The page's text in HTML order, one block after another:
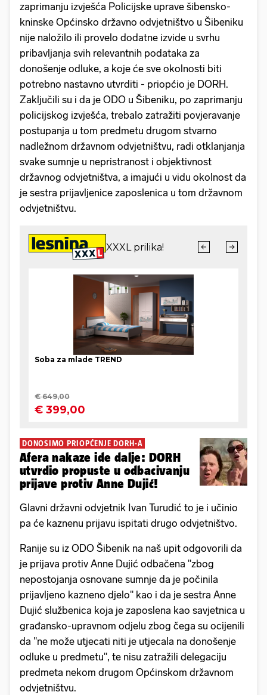
zaprimanju izvješća Policijske uprave šibensko-
kninske Općinsko državno odvjetništvo u Šibeniku
nije naložilo ili provelo dodatne izvide u svrhu
pribavljanja svih relevantnih podataka za
donošenje odluke, a koje će sve okolnosti biti
potrebno nastavno utvrditi - priopćio je DORH.
Zaključili su i da je ODO u Šibeniku, po zaprimanju
policijskog izvješća, trebalo zatražiti povjeravanje
postupanja u tom predmetu drugom stvarno
nadležnom državnom odvjetništvu, radi otklanjanja
svake sumnje u nepristranost i objektivnost
državnog odvjetništva, a imajući u vidu okolnost da
je sestra prijavljenice zaposlenica u tom državnom
odvjetništvu.
DONOSIMO PRIOPĆENJE DORH-A
Afera nakaze ide dalje: DORH
utvrdio propuste u odbacivanju
prijave protiv Anne Dujić!
Glavni državni odvjetnik Ivan Turudić to je i učinio
pa će kaznenu prijavu ispitati drugo odvjetništvo.
Ranije su iz ODO Šibenik na naš upit odgovorili da
je prijava protiv Anne Dujić odbačena "zbog
nepostojanja osnovane sumnje da je počinila
prijavljeno kazneno djelo" kao i da je sestra Anne
Dujić službenica koja je zaposlena kao savjetnica u
građansko-upravnom odjelu zbog čega su ocijenili
da "ne može utjecati niti je utjecala na donošenje
odluke u predmetu", te nisu zatražili delegaciju
predmeta nekom drugom Općinskom državnom
odvjetništvu.